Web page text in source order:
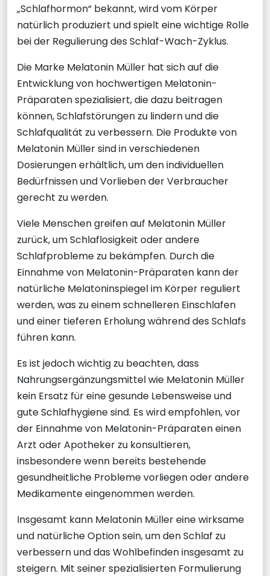
„Schlafhormon“ bekannt, wird vom Körper
natürlich produziert und spielt eine wichtige Rolle
bei der Regulierung des Schlaf-Wach-Zyklus.
Die Marke Melatonin Müller hat sich auf die
Entwicklung von hochwertigen Melatonin-
Präparaten spezialisiert, die dazu beitragen
können, Schlafstörungen zu lindern und die
Schlafqualität zu verbessern. Die Produkte von
Melatonin Müller sind in verschiedenen
Dosierungen erhältlich, um den individuellen
Bedürfnissen und Vorlieben der Verbraucher
gerecht zu werden.
Viele Menschen greifen auf Melatonin Müller
zurück, um Schlaflosigkeit oder andere
Schlafprobleme zu bekämpfen. Durch die
Einnahme von Melatonin-Präparaten kann der
natürliche Melatoninspiegel im Körper reguliert
werden, was zu einem schnelleren Einschlafen
und einer tieferen Erholung während des Schlafs
führen kann.
Es ist jedoch wichtig zu beachten, dass
Nahrungsergänzungsmittel wie Melatonin Müller
kein Ersatz für eine gesunde Lebensweise und
gute Schlafhygiene sind. Es wird empfohlen, vor
der Einnahme von Melatonin-Präparaten einen
Arzt oder Apotheker zu konsultieren,
insbesondere wenn bereits bestehende
gesundheitliche Probleme vorliegen oder andere
Medikamente eingenommen werden.
Insgesamt kann Melatonin Müller eine wirksame
und natürliche Option sein, um den Schlaf zu
verbessern und das Wohlbefinden insgesamt zu
steigern. Mit seiner spezialisierten Formulierung